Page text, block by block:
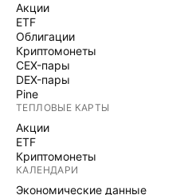
Акции
ETF
Облигации
Криптомонеты
CEX-пары
DEX-пары
Pine
ТЕПЛОВЫЕ КАРТЫ
Акции
ETF
Криптомонеты
КАЛЕНДАРИ
Экономические данные